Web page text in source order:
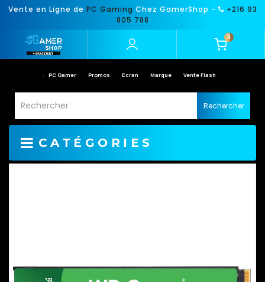
Vente en Ligne de PC Gaming Chez GamerShop -
+216 93
805 788
0
PC Gamer Promos Ecran Marque Vente Flash
Rechercher
CATÉGORIES